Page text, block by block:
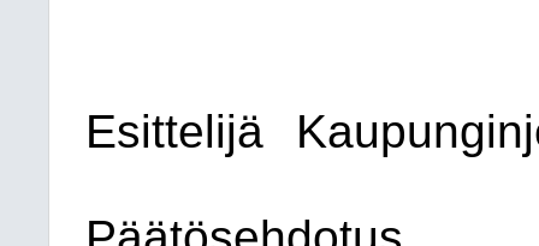
Esittelijä